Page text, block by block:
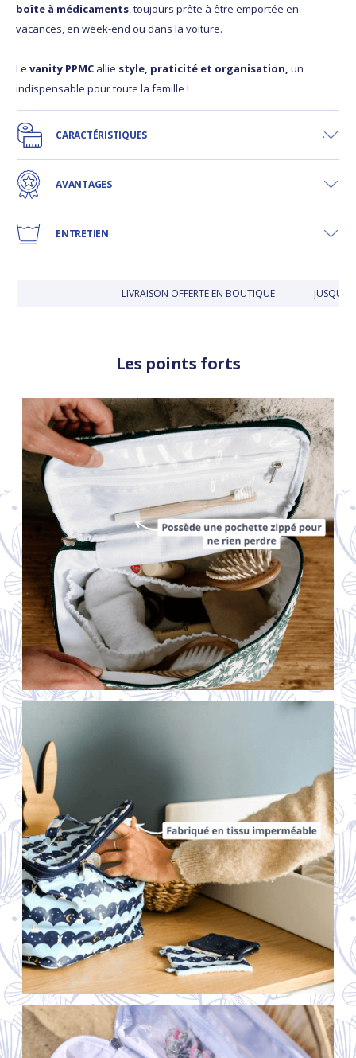
boîte à médicaments, toujours prête à être emportée en
vacances, en week-end ou dans la voiture.
Le vanity PPMC allie style, praticité et organisation, un
indispensable pour toute la famille !
CARACTÉRISTIQUES
AVANTAGES
ENTRETIEN
LIVRAISON OFFERTE EN BOUTIQUE JUSQU'À
Les points forts